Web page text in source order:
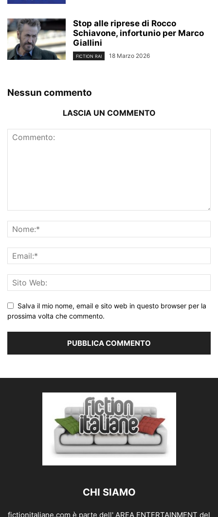
Stop alle riprese di Rocco
Schiavone, infortunio per Marco
Giallini
FICTION RAI 18 Marzo 2026
Nessun commento
LASCIA UN COMMENTO
Salva il mio nome, email e sito web in questo browser per la
prossima volta che commento.
CHI SIAMO
fictionitaliane.com è parte dell' AREA ENTERTAINMENT del